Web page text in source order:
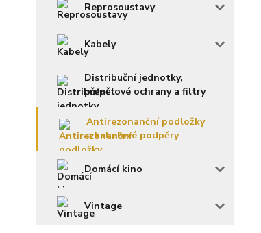
Reprosoustavy
Kabely
Distribuční jednotky,
přepěťové ochrany a filtry
Antirezonanční podložky
a kabelové podpěry
Domácí kino
Vintage